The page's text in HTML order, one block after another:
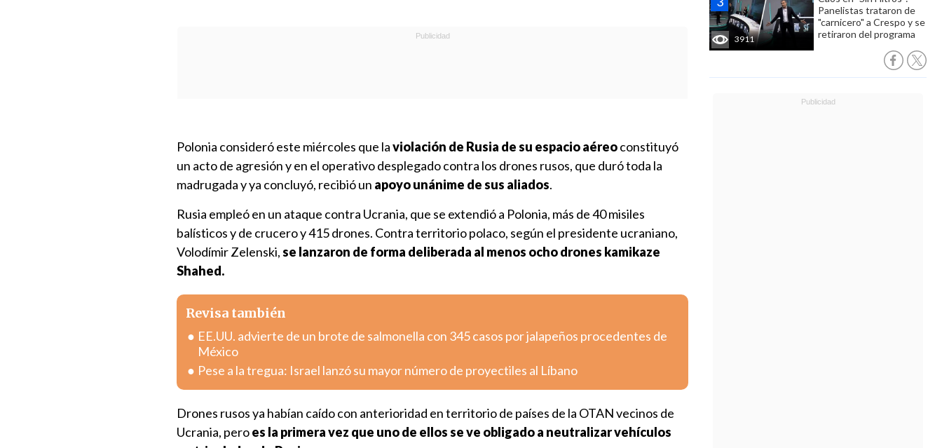
3911
Panelistas trataron de
"carnicero" a Crespo y se
retiraron del programa
Polonia consideró este miércoles que laviolación de Rusia de su espacio aéreoconstituyó
un acto de agresión y en el operativo desplegado contra los drones rusos, que duró toda la
madrugada y ya concluyó, recibió un apoyo unánime de sus aliados.
Rusia empleó en un ataque contra Ucrania, que se extendió a Polonia, más de 40 misiles
balísticos y de crucero y 415 drones. Contra territorio polaco, según el presidente ucraniano,
Volodímir Zelenski,se lanzaron de forma deliberada al menos ocho drones kamikaze
Shahed.
Revisa también
EE.UU. advierte de un brote de salmonella con 345 casos por jalapeños procedentes de
México
Pese a la tregua: Israel lanzó su mayor número de proyectiles al Líbano
Drones rusos ya habían caído con anterioridad en territorio de países de la OTAN vecinos de
Ucrania, peroes la primera vez que uno de ellos se ve obligado a neutralizar vehículos